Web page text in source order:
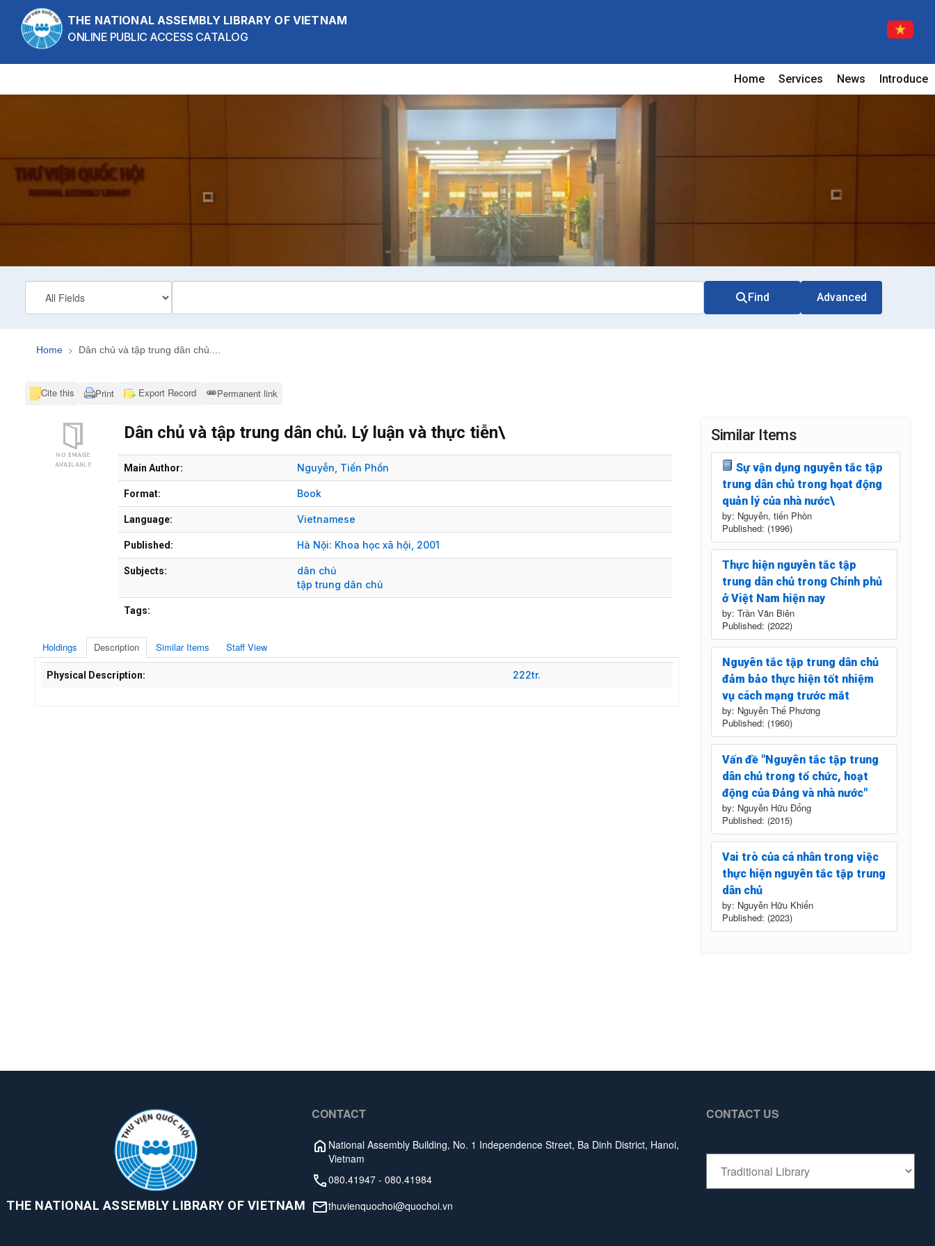
Skip to content
THE NATIONAL ASSEMBLY LIBRARY OF VIETNAM
ONLINE PUBLIC ACCESS CATALOG
Home Services News Introduce
Find Advanced
Home Dân chủ và tập trung dân chủ....
Cite this Print Export Record Permanent link
Dân chủ và tập trung dân chủ. Lý luận và thực tiễn\
Main Author: Nguyễn, Tiến Phồn
Format: Book
Language: Vietnamese
Published: Hà Nội: Khoa học xã hội, 2001
Subjects:
dân chủ
tập trung dân chủ
Tags:
Holdings Description Similar Items
Staff View
Physical Description: 222tr.
Similar Items
Sự vận dụng nguyên tắc tập
trung dân chủ trong họat động
quản lý của nhà nước\
by: Nguyễn, tiến Phồn
Published: (1996)
Thực hiện nguyên tắc tập
trung dân chủ trong Chính phủ
ở Việt Nam hiện nay
by: Trần Văn Biên
Published: (2022)
Nguyên tắc tập trung dân chủ
đảm bảo thực hiện tốt nhiệm
vụ cách mạng trước mắt
by: Nguyễn Thế Phương
Published: (1960)
Vấn đề "Nguyên tắc tập trung
dân chủ trong tổ chức, hoạt
động của Đảng và nhà nước"
by: Nguyễn Hữu Đổng
Published: (2015)
Vai trò của cá nhân trong việc
thực hiện nguyên tắc tập trung
dân chủ
by: Nguyễn Hữu Khiển
Published: (2023)
THE NATIONAL ASSEMBLY LIBRARY OF VIETNAM
CONTACT
National Assembly Building, No. 1 Independence Street, Ba Dinh District, Hanoi,
Vietnam
080.41947 - 080.41984
thuvienquochoi@quochoi.vn
CONTACT US